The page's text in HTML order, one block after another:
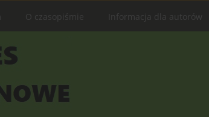
O czasopiśmie Informacja dla autorów